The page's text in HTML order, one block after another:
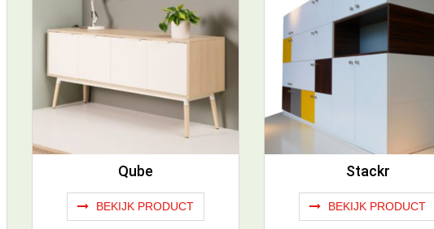
Qube
BEKIJK PRODUCT
Stackr
BEKIJK PRODUCT